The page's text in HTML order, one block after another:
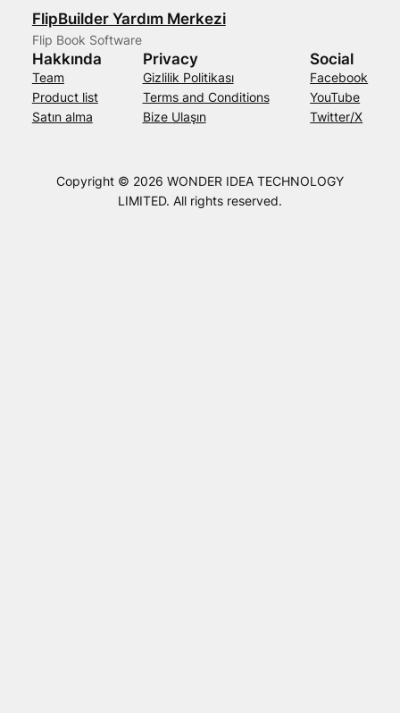
FlipBuilder Yardım Merkezi
Flip Book Software
Hakkında
Team
Product list
Satın alma
Privacy
Gizlilik Politikası
Terms and Conditions
Bize Ulaşın
Social
Facebook
YouTube
Twitter/X
Copyright © 2026 WONDER IDEA TECHNOLOGY
LIMITED. All rights reserved.